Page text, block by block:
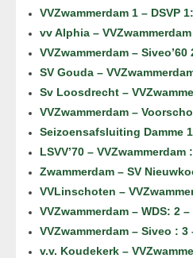
VVZwammerdam 1 – DSVP
vv Alphia –
VVZwammerdam – Siveo’60
SV Gouda –
Sv Loosdrecht –
VVZwammerdam –
Seizoensafsluiting Damme
LSVV’70 – VVZwammerdam
Zwammerdam – SV
VVLinschoten –
VVZwammerdam – WDS: 2 –
VVZwammerdam – Siveo : 3
v.v. Koudekerk –